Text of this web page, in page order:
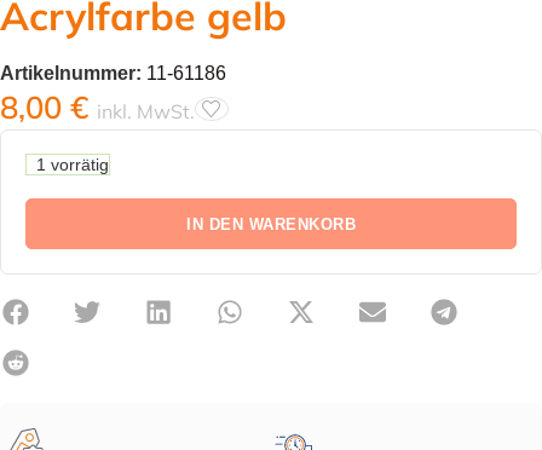
Acrylfarbe gelb
Artikelnummer: 11-61186
8,00 € inkl. MwSt.
1 vorrätig
IN DEN WARENKORB